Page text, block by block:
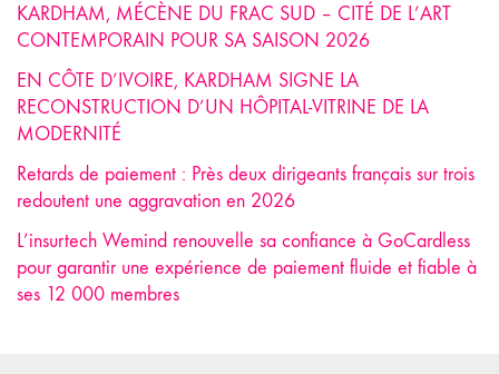
KARDHAM, MÉCÈNE DU FRAC SUD – CITÉ DE L’ART
CONTEMPORAIN POUR SA SAISON 2026
EN CÔTE D’IVOIRE, KARDHAM SIGNE LA
RECONSTRUCTION D’UN HÔPITAL-VITRINE DE LA
MODERNITÉ
Retards de paiement : Près deux dirigeants français sur trois
redoutent une aggravation en 2026
L’insurtech Wemind renouvelle sa confiance à GoCardless
pour garantir une expérience de paiement fluide et fiable à
ses 12 000 membres